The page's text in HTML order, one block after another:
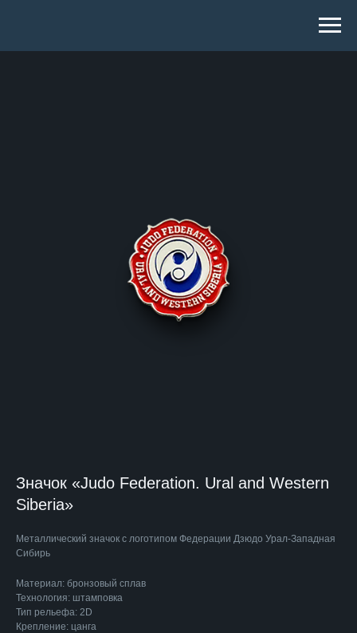
Значок «Judo Federation. Ural and Western
Siberia»
Металлический значок с логотипом Федерации Дзюдо Урал-Западная
Сибирь
Материал: бронзовый сплав
Технология: штамповка
Тип рельефа: 2D
Крепление: цанга